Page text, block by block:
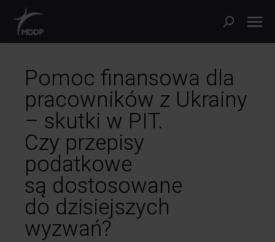
Pomoc finansowa dla
pracowników z Ukrainy
– skutki w PIT.
Czy przepisy
podatkowe
są dostosowane
do dzisiejszych
wyzwań?